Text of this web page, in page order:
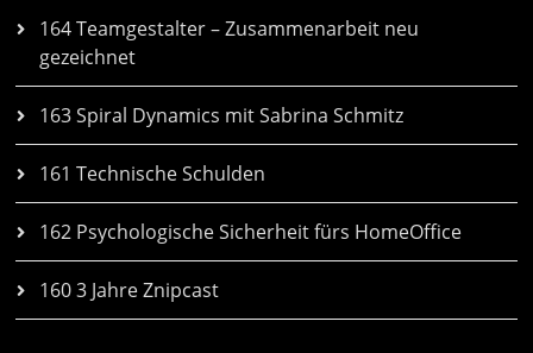
164 Teamgestalter – Zusammenarbeit neu
gezeichnet
163 Spiral Dynamics mit Sabrina Schmitz
161 Technische Schulden
162 Psychologische Sicherheit fürs HomeOffice
160 3 Jahre Znipcast